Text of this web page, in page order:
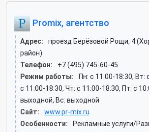
Promix, агентство
Адрес:
проезд Берёзовой Рощи, 4
район)
Телефон:
+7 (495) 745-60-45
Режим работы:
Пн: c 11:00-18:30, Вт:
c 11:00-18:30, Чт: c 11:00-18:30, Пт: c
выходной, Вс: выходной
Сайт:
www.pr-mix.ru
Особенности:
Рекламные услуги/